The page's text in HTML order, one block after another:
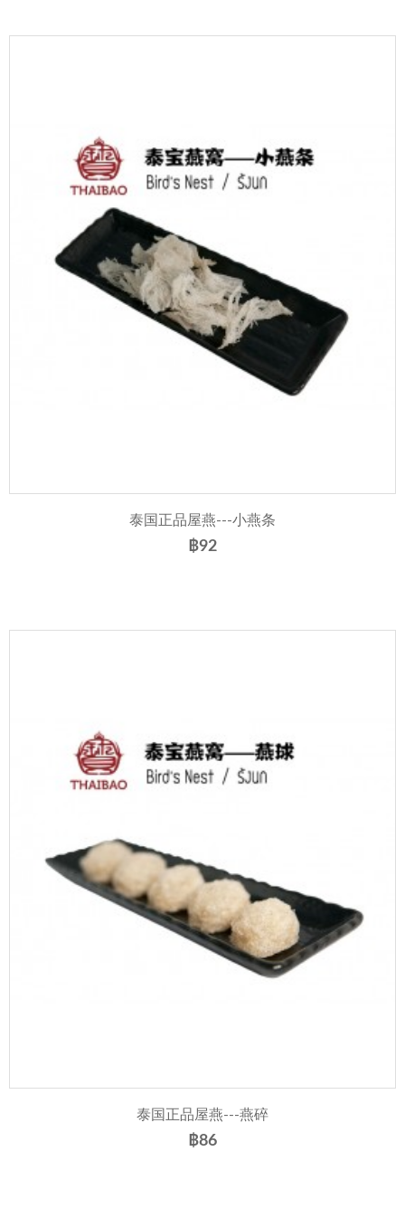
泰国正品屋燕---小燕条
฿92
泰国正品屋燕---燕碎
฿86